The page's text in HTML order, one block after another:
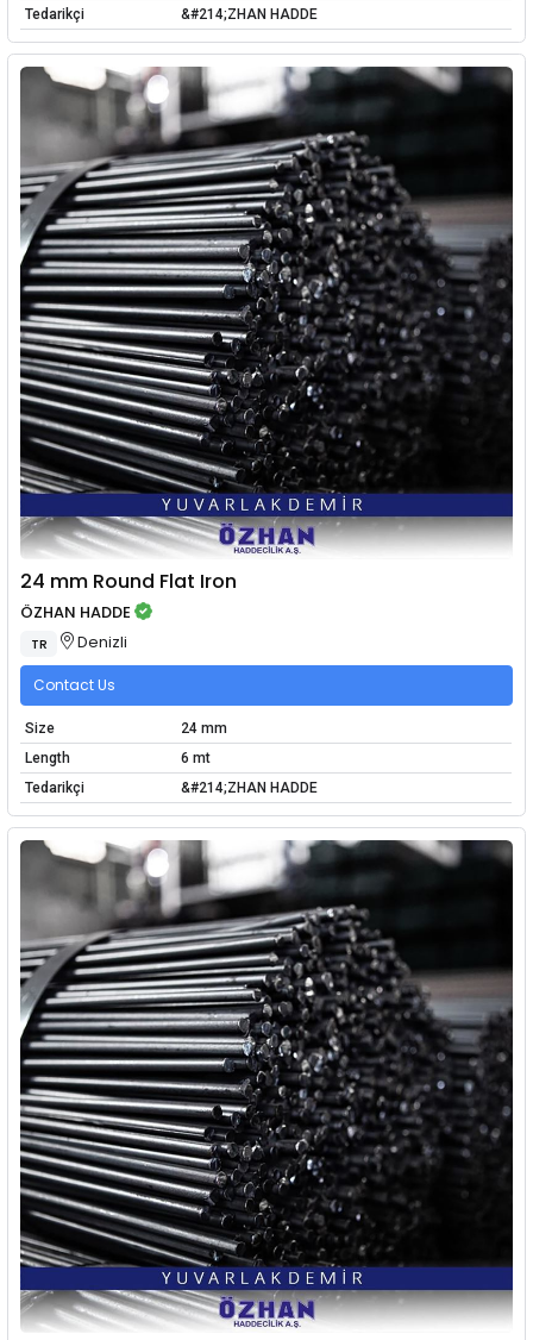
Tedarikçi
&#214;ZHAN HADDE
24 mm Round Flat Iron
ÖZHAN HADDE
TR Denizli
Contact Us
Size
24 mm
Length
6 mt
Tedarikçi
&#214;ZHAN HADDE